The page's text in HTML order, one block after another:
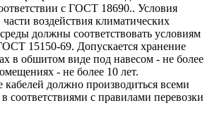
с ГОСТ 18690.. Условия
воздействия климатических
должны соответствовать условиям
15150-69. Допускается хранение
в обшитом виде под навесом - не более
- не более 10 лет.
кабелей должно производиться всеми
соответствиями с правилами перевозки